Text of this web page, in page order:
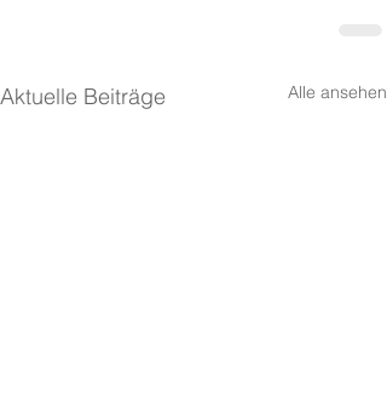
Aktuelle Beiträge Alle ansehen